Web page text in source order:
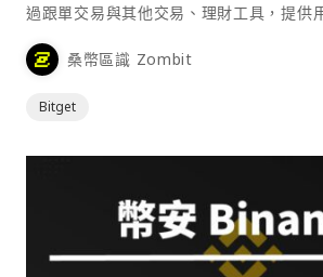
過跟單交易與其他交易、理財工具，提供
桑幣區識 Zombit
Bitget